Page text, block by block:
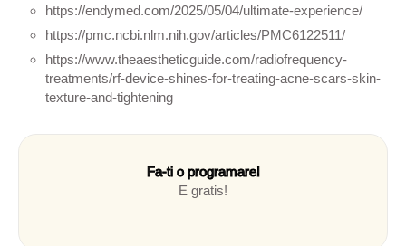
https://endymed.com/2025/05/04/ultimate-experience/
https://pmc.ncbi.nlm.nih.gov/articles/PMC6122511/
https://www.theaestheticguide.com/radiofrequency-
treatments/rf-device-shines-for-treating-acne-scars-skin-
texture-and-tightening
Fa-ti o programare!
E gratis!